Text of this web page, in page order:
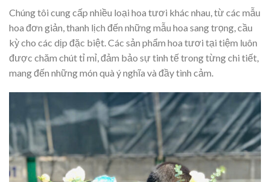
Chúng tôi cung cấp nhiều loại hoa tươi khác nhau, từ các mẫu
hoa đơn giản, thanh lịch đến những mẫu hoa sang trọng, cầu
kỳ cho các dịp đặc biệt. Các sản phẩm hoa tươi tại tiệm luôn
được chăm chút tỉ mỉ, đảm bảo sự tinh tế trong từng chi tiết,
mang đến những món quà ý nghĩa và đầy tình cảm.